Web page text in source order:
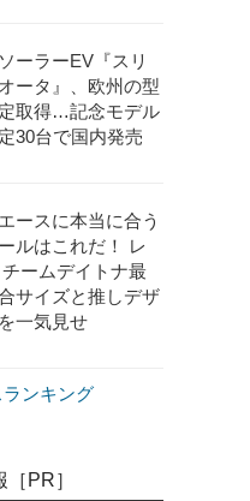
ティ目黒
ーラーEV『スリ
ータ』、欧州の型
取得…記念モデル
30台で国内発売
ースに本当に合う
ルはこれだ！ レ
ームデイトナ最
サイズと推しデザ
一気見せ
ンキング
PR］